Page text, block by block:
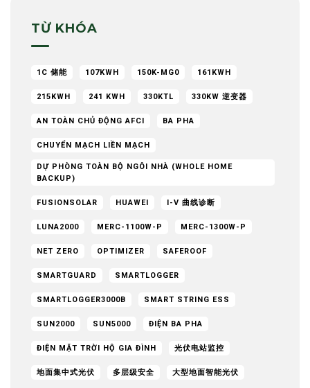
TỪ KHÓA
1C 储能 107KWH 150K-MG0 161KWH
215KWH 241 KWH 330KTL 330KW 逆变器
AN TOÀN CHỦ ĐỘNG AFCI BA PHA
CHUYỂN MẠCH LIỀN MẠCH
DỰ PHÒNG TOÀN BỘ NGÔI NHÀ (WHOLE HOME
BACKUP)
FUSIONSOLAR HUAWEI I-V 曲线诊断
LUNA2000 MERC-1100W-P MERC-1300W-P
NET ZERO OPTIMIZER SAFEROOF
SMARTGUARD SMARTLOGGER
SMARTLOGGER3000B SMART STRING ESS
SUN2000 SUN5000 ĐIỆN BA PHA
ĐIỆN MẶT TRỜI HỘ GIA ĐÌNH 光伏电站监控
地面集中式光伏 多层级安全 大型地面智能光伏